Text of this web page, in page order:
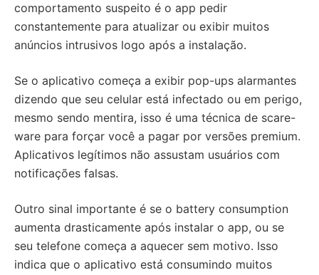
comportamento suspeito é o app pedir
constantemente para atualizar ou exibir muitos
anúncios intrusivos logo após a instalação.
Se o aplicativo começa a exibir pop-ups alarmantes
dizendo que seu celular está infectado ou em perigo,
mesmo sendo mentira, isso é uma técnica de scare-
ware para forçar você a pagar por versões premium.
Aplicativos legítimos não assustam usuários com
notificações falsas.
Outro sinal importante é se o battery consumption
aumenta drasticamente após instalar o app, ou se
seu telefone começa a aquecer sem motivo. Isso
indica que o aplicativo está consumindo muitos